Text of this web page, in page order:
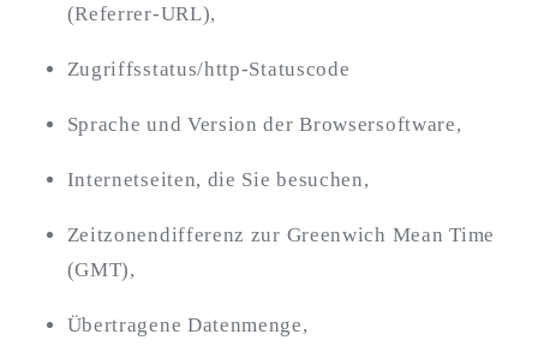
(Referrer-URL),
Zugriffsstatus/http-Statuscode
Sprache und Version der Browsersoftware,
Internetseiten, die Sie besuchen,
Zeitzonendifferenz zur Greenwich Mean Time
(GMT),
Übertragene Datenmenge,